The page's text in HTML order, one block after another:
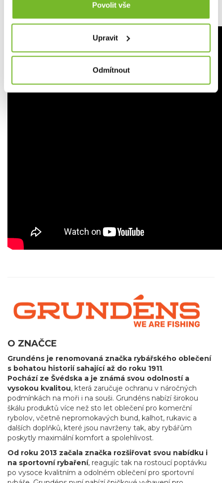
Povolit vše
Upravit
Odmítnout
O ZNAČCE
Grundéns je renomovaná značka rybářského oblečení
s bohatou historií sahající až do roku 1911.
Pochází ze Švédska a je známá svou odolností a
vysokou kvalitou, která zaručuje ochranu v náročných
podmínkách na moři i na souši. Grundéns nabízí širokou
škálu produktů více než sto let oblečení pro komerční
rybolov, včetně nepromokavých bund, kalhot, rukavic a
dalších doplňků, které jsou navrženy tak, aby rybářům
poskytly maximální komfort a spolehlivost.
Od roku 2013 začala značka rozšiřovat svou nabídku i
na sportovní rybaření, reagujíc tak na rostoucí poptávku
po vysoce kvalitním a odolném oblečení pro sportovní